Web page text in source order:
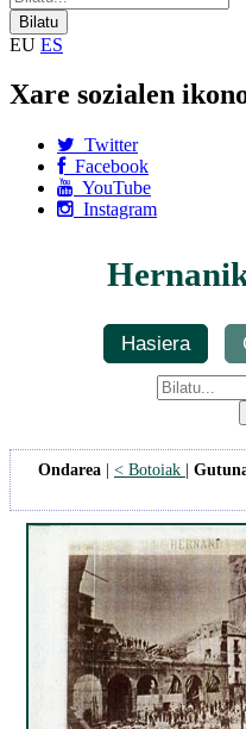
EU ES
Xare sozialen
Twitter
Facebook
YouTube
Instagram
Hasiera
Ondarea | < Botoiak |